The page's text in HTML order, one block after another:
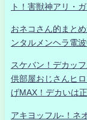
ト！害獣神アリ・
おネコさん的まと
ンタルメンヘラ電
スケバン！デカッ
供部屋おじさんヒ
げMAX！デカいは
アキヨッフル-！ネ